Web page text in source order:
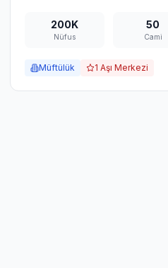
200K
Nüfus
50
Cami
Müftülük 1 Aşı Merkezi